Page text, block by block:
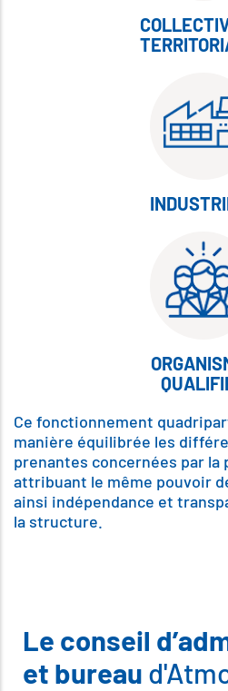
Ce fonctionnement
manière équilibrée les
prenantes concernées par la
attribuant le même pouvoir
ainsi indépendance et
la structure.
Le conseil
et bureau